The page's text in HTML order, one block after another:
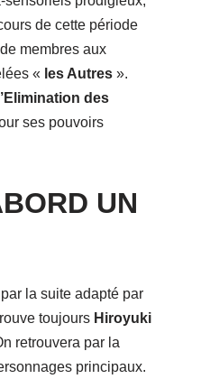
de cette période
membres aux
« les Autres ».
des
ses pouvoirs
UN
la suite adapté par
toujours Hiroyuki
retrouvera par la
principaux.